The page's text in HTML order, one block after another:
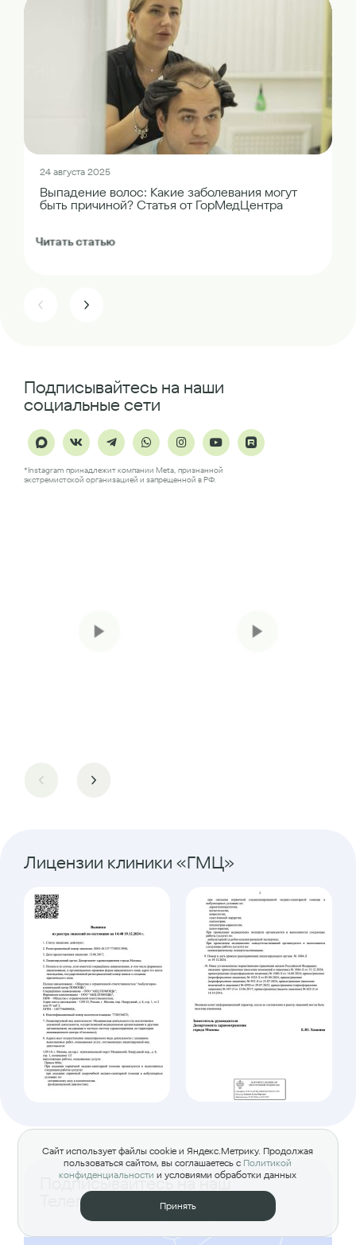
24 августа 2025
Выпадение волос: Какие заболевания могут
быть причиной? Статья от ГорМедЦентра
Читать статью
Подписывайтесь на наши
социальные сети
*Instagram принадлежит компании Meta, признанной
экстремистской организацией и запрещенной в РФ.
Лицензии клиники «ГМЦ»
Подписывайтесь на наш
Телеграм-канал
Сайт использует файлы cookie и Яндекс.Метрику. Продолжая
пользоваться сайтом, вы соглашаетесь с Политикой
конфиденциальности и условиями обработки данных
Принять